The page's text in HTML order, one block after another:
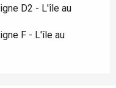
D2 - L'île au
F - L'île au